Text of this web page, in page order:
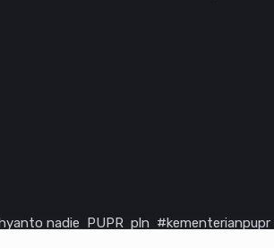
nadie PUPR pln #kementerianpupr